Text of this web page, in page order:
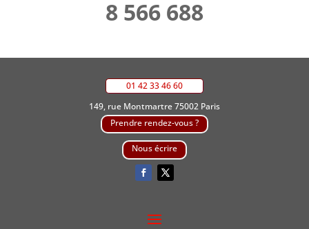
8 566 688
01 42 33 46 60
149, rue Montmartre 75002 Paris
Prendre rendez-vous ?
Nous écrire